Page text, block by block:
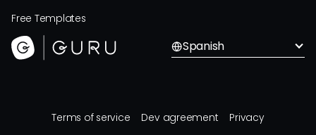
Free Templates
Spanish
Terms of service Dev agreement Privacy